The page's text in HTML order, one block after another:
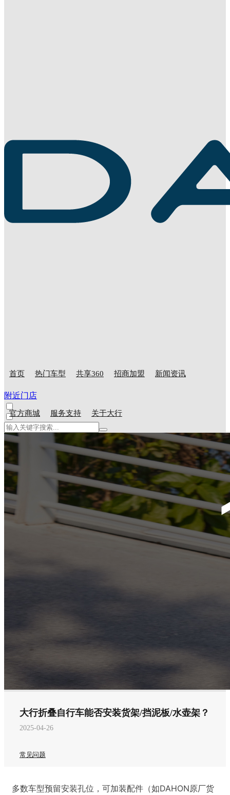
首页 热门车型 共享360 招商加盟 新闻资讯
官方商城 服务支持 关于大行
附近门店
大行折叠自行车能否安装货架/挡泥板/水壶架？
2025-04-26
常见问题
多数车型预留安装孔位，可加装配件（如DAHON原厂货